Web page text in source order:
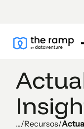
.../Recursos/